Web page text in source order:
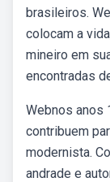
brasileiros.
colocam a
mineiro em
encontradas
Webnos anos
contribuem
modernista.
andrade e